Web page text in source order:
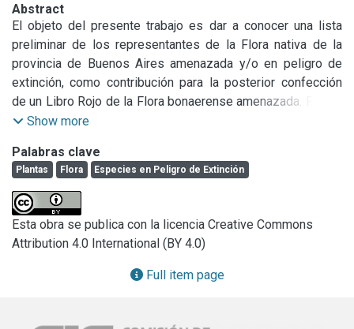
Abstract
El objeto del presente trabajo es dar a conocer una lista
preliminar de los representantes de la Flora nativa de la
provincia de Buenos Aires amenazada y/o en peligro de
extinción, como contribución para la posterior confección
de un Libro Rojo de la Flora bonaerense amenazada. Pocos
son los estudios que se han efectuado en la Argentina
siendo esta lista la primera que se publica en forma
completa sobre una Flora regional.
Show more
Palabras clave
Plantas Flora Especies en Peligro de Extinción
Esta obra se publica con la licencia Creative Commons
Attribution 4.0 International (BY 4.0)
Full item page